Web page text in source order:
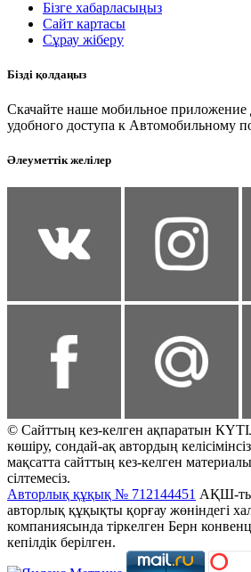
Бізге хабарласыңыз
Сайт картасы
Сұрау жіберу
Бізді қолдаңыз
Скачайте наше мобильное приложение
удобного доступа к Автомобильному
Әлеуметтік желілер
© Сайттың кез-келген ақпаратын
көшіру, сондай-ақ автордың
мақсатта сайттың кез-келген
сілтемесіз.
Авторлық құқық № 712144451 АҚШ-
авторлық құқықты қорғау жөніндегі
компаниясында тіркелген Берн
кепілдік берілген.